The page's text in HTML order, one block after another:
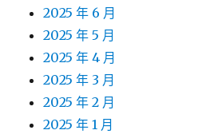
2025 年 6 月
2025 年 5 月
2025 年 4 月
2025 年 3 月
2025 年 2 月
2025 年 1 月